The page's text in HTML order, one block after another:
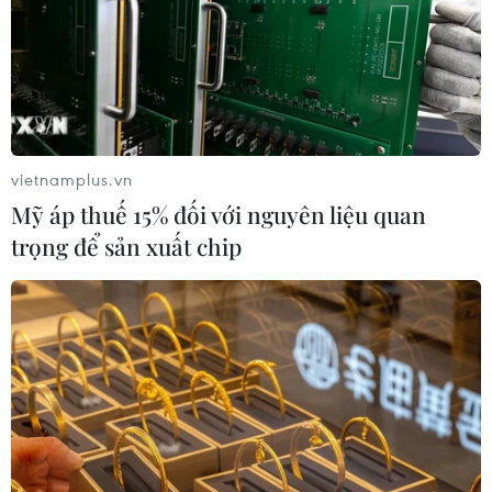
Ukraine vào thị trường EU.
Nga: "Còn thời gian" để tháo gỡ rào cản với
thỏa thuận ngũ cốc
vietnamplus.vn
Mỹ áp thuế 15% đối với nguyên liệu quan
trọng để sản xuất chip